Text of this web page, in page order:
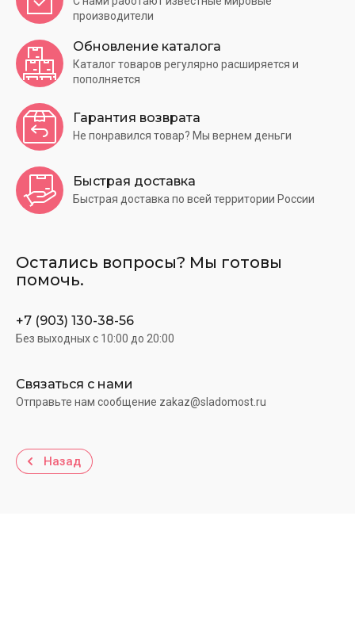
производители
Обновление каталога
Каталог товаров регулярно расширяется и
пополняется
Гарантия возврата
Не понравился товар? Мы вернем деньги
Быстрая доставка
Быстрая доставка по всей территории России
Остались вопросы? Мы готовы
помочь.
+7 (903) 130-38-56
Без выходных c 10:00 до 20:00
Связаться с нами
Отправьте нам сообщение zakaz@sladomost.ru
Назад